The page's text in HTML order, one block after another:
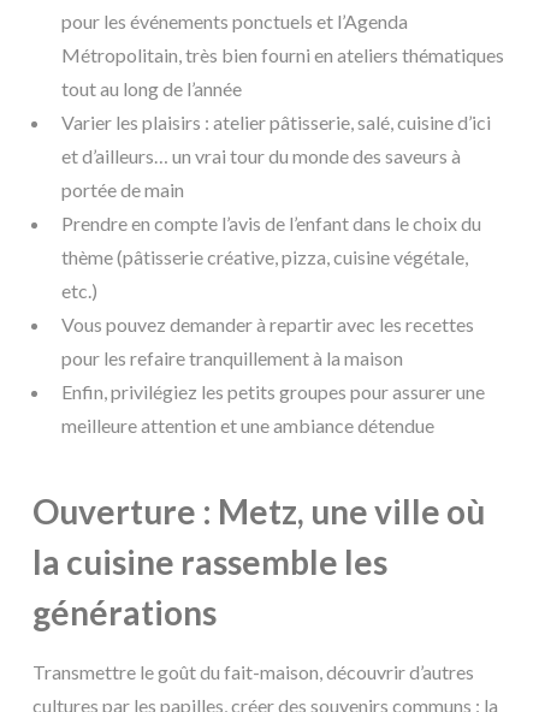
pour les événements ponctuels et l’Agenda
Métropolitain, très bien fourni en ateliers thématiques
tout au long de l’année
Varier les plaisirs : atelier pâtisserie, salé, cuisine d’ici
et d’ailleurs… un vrai tour du monde des saveurs à
portée de main
Prendre en compte l’avis de l’enfant dans le choix du
thème (pâtisserie créative, pizza, cuisine végétale,
etc.)
Vous pouvez demander à repartir avec les recettes
pour les refaire tranquillement à la maison
Enfin, privilégiez les petits groupes pour assurer une
meilleure attention et une ambiance détendue
Ouverture : Metz, une ville où
la cuisine rassemble les
générations
Transmettre le goût du fait-maison, découvrir d’autres
cultures par les papilles, créer des souvenirs communs : la